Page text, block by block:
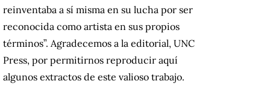
reinventaba a sí misma en su lucha por ser
reconocida como artista en sus propios
términos”. Agradecemos a la editorial, UNC
Press, por permitirnos reproducir aquí
algunos extractos de este valioso trabajo.